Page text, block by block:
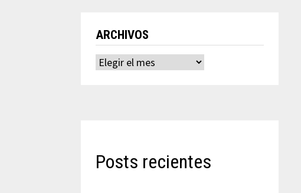
ARCHIVOS
Archivos
Posts recientes